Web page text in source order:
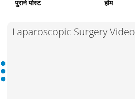
पुराने पोस्ट होम
Laparoscopic Surgery Video